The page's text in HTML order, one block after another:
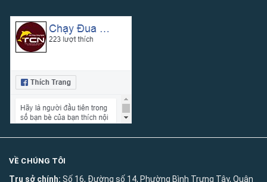
VỀ CHÚNG TÔI
Trụ sở chính: Số 16, Đường số 14, Phường Bình Trưng Tây, Quận